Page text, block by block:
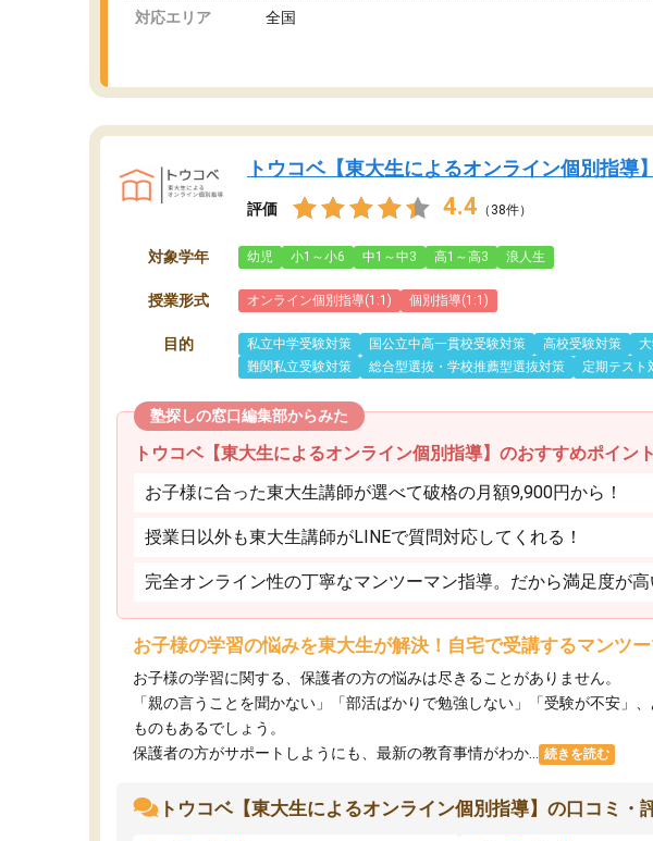
対応エリア 全国
トウコベ【東大生によるオンライン個別指導】
評価 4.4 （38件）
対象学年 幼児 小1～小6 中1～中3 高1～高3 浪人生
授業形式 オンライン個別指導(1:1) 個別指導(1:1)
目的 私立中学受験対策 国公立中高一貫校受験対策 高校受験対策
難関私立受験対策
総合型選抜・学校推薦型選抜対策 定期テスト
塾探しの窓口編集部からみた
トウコベ【東大生によるオンライン個別指導】のおすすめポイント
お子様に合った東大生講師が選べて破格の月額9,900円から！
授業日以外も東大生講師がLINEで質問対応してくれる！
完全オンライン性の丁寧なマンツーマン指導。だから満足度が高
お子様の学習の悩みを東大生が解決！自宅で受講するマンツ
お子様の学習に関する、保護者の方の悩みは尽きることがありません。
「親の言うことを聞かない」「部活ばかりで勉強しない」「受験が不安
ものもあるでしょう。
保護者の方がサポートしようにも、最新の教育事情がわか...
続きを読む
トウコベ【東大生によるオンライン個別指導】の口コミ・